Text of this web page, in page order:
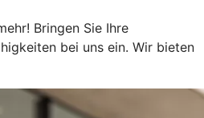
Bringen Sie Ihre
bei uns ein. Wir bieten